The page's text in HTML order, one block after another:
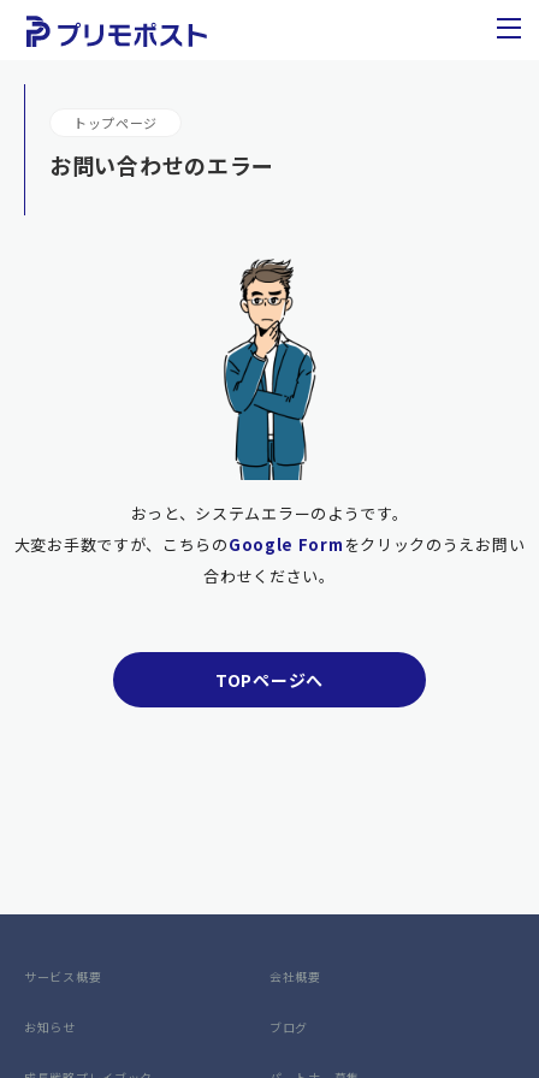
トップページ
お問い合わせのエラー
おっと、システムエラーのようです。
大変お手数ですが、こちらのGoogle Form をクリックのうえお問い
合わせください。
TOPページへ
サービス概要 会社概要
お知らせ ブログ